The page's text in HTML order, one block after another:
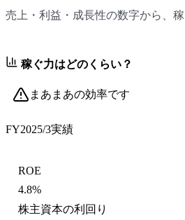
売上・利益・成長性の数字から、稼
稼ぐ力はどのくらい？
まあまあの効率です
FY2025/3実績
ROE
4.8%
株主資本の利回り